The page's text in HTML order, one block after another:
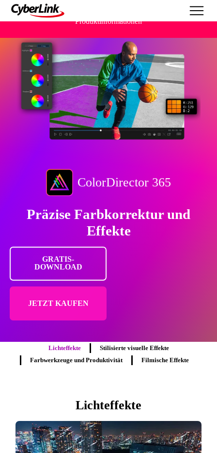
Produktinformationen
ColorDirector 365
Präzise Farbkorrektur und
Effekte
GRATIS-
DOWNLOAD
JETZT KAUFEN
Lichteffekte
Stilisierte visuelle Effekte
Farbwerkzeuge und Produktivität
Filmische Effekte
Lichteffekte